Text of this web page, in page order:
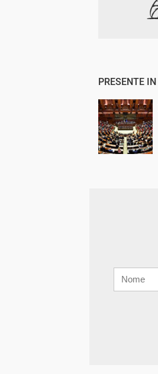
PRESENTE IN
mail